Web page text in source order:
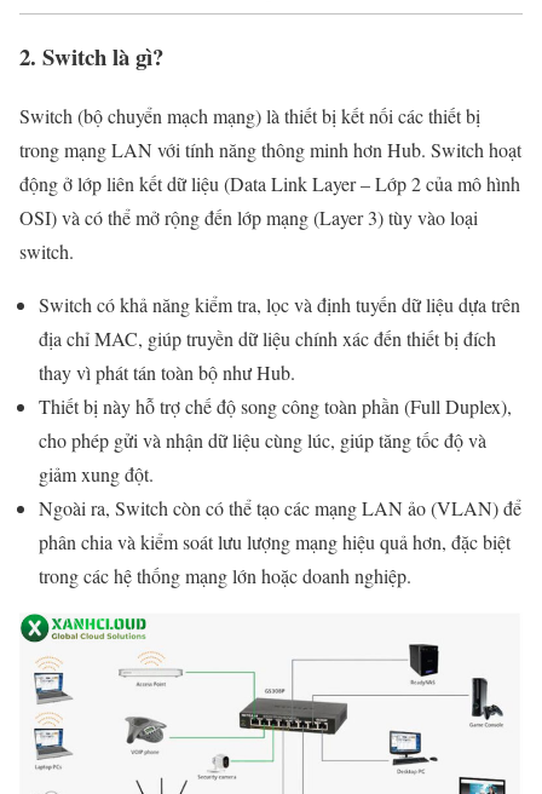
2. Switch là gì?
Switch (bộ chuyển mạch mạng) là thiết bị kết nối các thiết bị
trong mạng LAN với tính năng thông minh hơn Hub. Switch hoạt
động ở lớp liên kết dữ liệu (Data Link Layer – Lớp 2 của mô hình
OSI) và có thể mở rộng đến lớp mạng (Layer 3) tùy vào loại
switch.
Switch có khả năng kiểm tra, lọc và định tuyến dữ liệu dựa trên
địa chỉ MAC, giúp truyền dữ liệu chính xác đến thiết bị đích
thay vì phát tán toàn bộ như Hub.
Thiết bị này hỗ trợ chế độ song công toàn phần (Full Duplex),
cho phép gửi và nhận dữ liệu cùng lúc, giúp tăng tốc độ và
giảm xung đột.
Ngoài ra, Switch còn có thể tạo các mạng LAN ảo (VLAN) để
phân chia và kiểm soát lưu lượng mạng hiệu quả hơn, đặc biệt
trong các hệ thống mạng lớn hoặc doanh nghiệp.